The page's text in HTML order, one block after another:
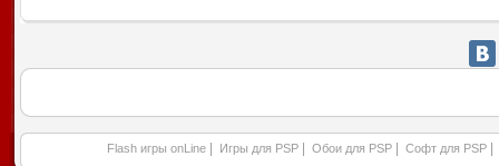
Flash игры onLine Игры для PSP Обои для PSP Софт для PSP